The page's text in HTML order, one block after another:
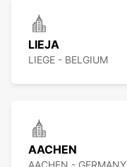
LIEJA
LIEGE - BELGIUM
AACHEN